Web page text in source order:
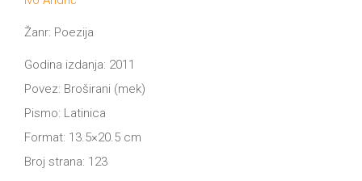
Poezija!
Žanr: Poezija
Godina izdanja: 2011
Povez: Broširani (mek)
Pismo: Latinica
Format: 13.5×20.5 cm
Broj strana: 123